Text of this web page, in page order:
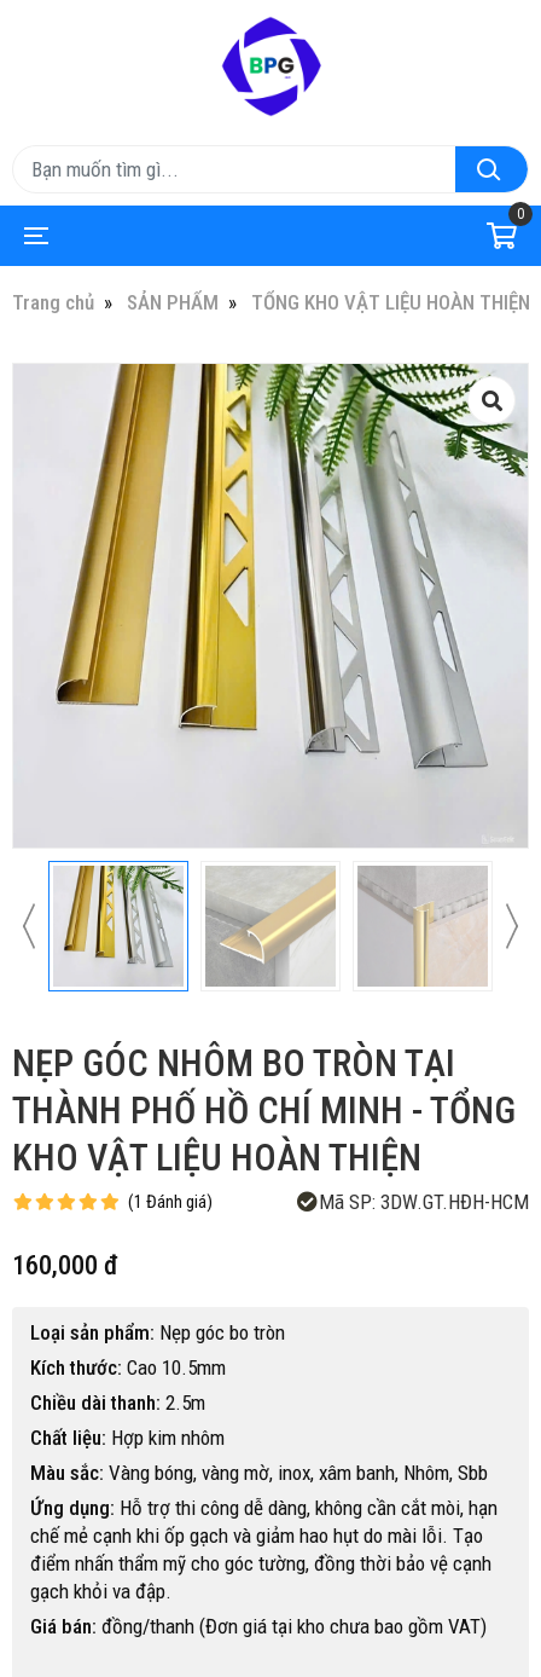
0
Trang chủ SẢN PHẨM TỔNG KHO VẬT LIỆU HOÀN THIỆN
NẸP GÓC NHÔM BO TRÒN TẠI
THÀNH PHỐ HỒ CHÍ MINH - TỔNG
KHO VẬT LIỆU HOÀN THIỆN
(1 Đánh giá) Mã SP: 3DW.GT.HĐH-HCM
160,000 đ
Loại sản phẩm: Nẹp góc bo tròn
Kích thước: Cao 10.5mm
Chiều dài thanh: 2.5m
Chất liệu: Hợp kim nhôm
Màu sắc: Vàng bóng, vàng mờ, inox, xâm banh, Nhôm, Sbb
Ứng dụng: Hỗ trợ thi công dễ dàng, không cần cắt mòi, hạn
chế mẻ cạnh khi ốp gạch và giảm hao hụt do mài lỗi. Tạo
điểm nhấn thẩm mỹ cho góc tường, đồng thời bảo vệ cạnh
gạch khỏi va đập.
Giá bán: đồng/thanh (Đơn giá tại kho chưa bao gồm VAT)